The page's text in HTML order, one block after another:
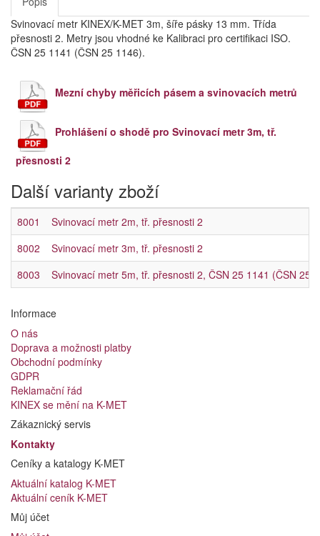
Svinovací metr KINEX/K-MET 3m, šíře pásky 13 mm. Třída
přesnosti 2. Metry jsou vhodné ke Kalibraci pro certifikaci ISO.
ČSN 25 1141 (ČSN 25 1146).
Mezní chyby měřicích pásem a svinovacích metrů
Prohlášení o shodě pro Svinovací metr 3m, tř.
přesnosti 2
Další varianty zboží
8001
Svinovací metr 2m, tř. přesnosti 2
8002
Svinovací metr 3m, tř. přesnosti 2
8003
Svinovací metr 5m, tř. přesnosti 2, ČSN 25 1141 (ČSN 25
Informace
O nás
Doprava a možnosti platby
Obchodní podmínky
GDPR
Reklamační řád
KINEX se mění na K-MET
Zákaznický servis
Kontakty
Ceníky a katalogy K-MET
Aktuální katalog K-MET
Aktuální ceník K-MET
Můj účet